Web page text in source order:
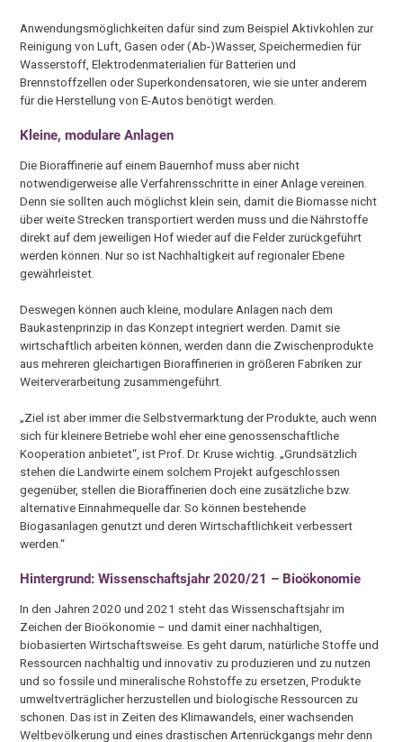
Anwendungsmöglichkeiten dafür sind zum Beispiel Aktivkohlen zur
Reinigung von Luft, Gasen oder (Ab-)Wasser, Speichermedien für
Wasserstoff, Elektrodenmaterialien für Batterien und
Brennstoffzellen oder Superkondensatoren, wie sie unter anderem
für die Herstellung von E-Autos benötigt werden.
Kleine, modulare Anlagen
Die Bioraffinerie auf einem Bauernhof muss aber nicht
notwendigerweise alle Verfahrensschritte in einer Anlage vereinen.
Denn sie sollten auch möglichst klein sein, damit die Biomasse nicht
über weite Strecken transportiert werden muss und die Nährstoffe
direkt auf dem jeweiligen Hof wieder auf die Felder zurückgeführt
werden können. Nur so ist Nachhaltigkeit auf regionaler Ebene
gewährleistet.
Deswegen können auch kleine, modulare Anlagen nach dem
Baukastenprinzip in das Konzept integriert werden. Damit sie
wirtschaftlich arbeiten können, werden dann die Zwischenprodukte
aus mehreren gleichartigen Bioraffinerien in größeren Fabriken zur
Weiterverarbeitung zusammengeführt.
„Ziel ist aber immer die Selbstvermarktung der Produkte, auch wenn
sich für kleinere Betriebe wohl eher eine genossenschaftliche
Kooperation anbietet“, ist Prof. Dr. Kruse wichtig. „Grundsätzlich
stehen die Landwirte einem solchem Projekt aufgeschlossen
gegenüber, stellen die Bioraffinerien doch eine zusätzliche bzw.
alternative Einnahmequelle dar. So können bestehende
Biogasanlagen genutzt und deren Wirtschaftlichkeit verbessert
werden.“
Hintergrund: Wissenschaftsjahr 2020/21 – Bioökonomie
In den Jahren 2020 und 2021 steht das Wissenschaftsjahr im
Zeichen der Bioökonomie – und damit einer nachhaltigen,
biobasierten Wirtschaftsweise. Es geht darum, natürliche Stoffe und
Ressourcen nachhaltig und innovativ zu produzieren und zu nutzen
und so fossile und mineralische Rohstoffe zu ersetzen, Produkte
umweltverträglicher herzustellen und biologische Ressourcen zu
schonen. Das ist in Zeiten des Klimawandels, einer wachsenden
Weltbevölkerung und eines drastischen Artenrückgangs mehr denn